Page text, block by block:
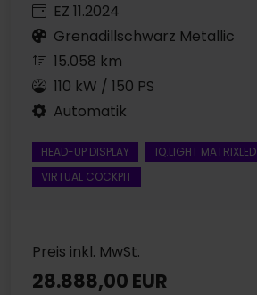
EZ 11.2024
Grenadillschwarz Metallic
15.058 km
110 kW / 150 PS
Automatik
HEAD-UP DISPLAY
IQ.LIGHT MATRIXLED
VIRTUAL COCKPIT
Preis inkl. MwSt.
28.888,00 EUR